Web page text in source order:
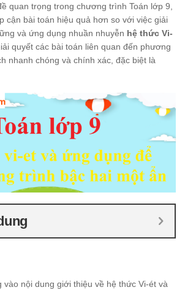
quan trọng trong chương trình Toán lớp 9,
cận bài toán hiệu quả hơn so với việc giải
và ứng dụng nhuần nhuyễn hệ thức Vi-
quyết các bài toán liên quan đến phương
nhanh chóng và chính xác, đặc biệt là
vào nội dung giới thiệu về hệ thức Vi-ét và